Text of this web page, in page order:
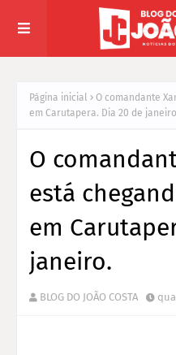
Página inicial
O comandante
em Carutapera. Dia 20 de
O
está
em
janeiro.
BLOG DO JOÃO COSTA